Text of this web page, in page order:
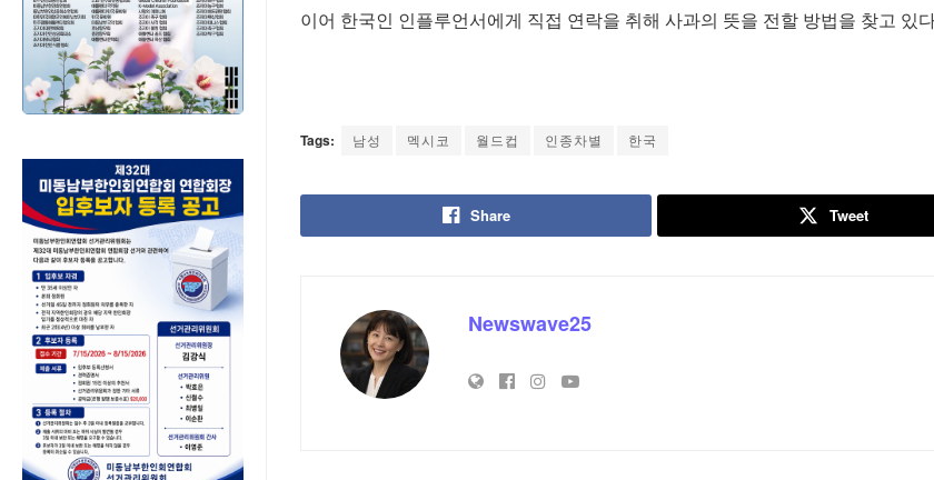
이어 한국인 인플루언서에게 직접 연락을 취해 사과의 뜻을 전할 방법을 찾고 있
Tags: 남성 멕시코 월드컵 인종차별 한국
Share Tweet
Newswave25